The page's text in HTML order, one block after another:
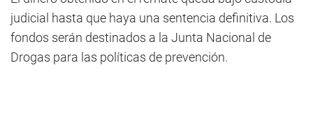
judicial hasta que haya una sentencia definitiva. Los
fondos serán destinados a la Junta Nacional de
Drogas para las políticas de prevención.